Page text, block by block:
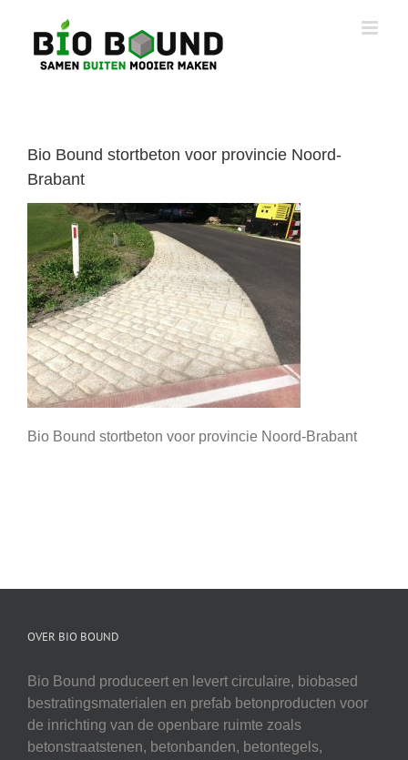
inhoud
Bio Bound stortbeton voor provincie Noord-
Brabant
Bio Bound stortbeton voor provincie Noord-Brabant
OVER BIO BOUND
Bio Bound produceert en levert circulaire, biobased
bestratingsmaterialen en prefab betonproducten voor
de inrichting van de openbare ruimte zoals
betonstraatstenen, betonbanden, betontegels,